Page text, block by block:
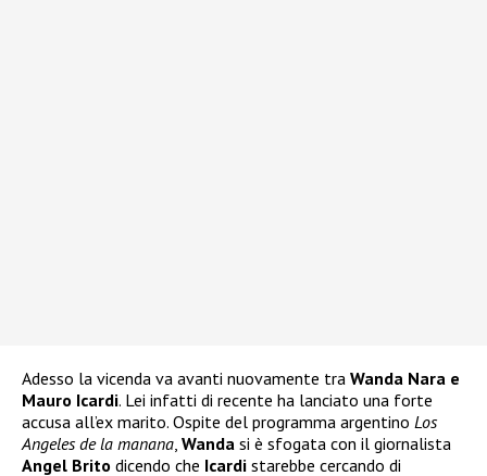
Adesso la vicenda va avanti nuovamente tra Wanda Nara e
Mauro Icardi. Lei infatti di recente ha lanciato una forte
accusa all’ex marito. Ospite del programma argentino Los
Angeles de la manana, Wanda si è sfogata con il giornalista
Angel Brito dicendo che Icardi starebbe cercando di